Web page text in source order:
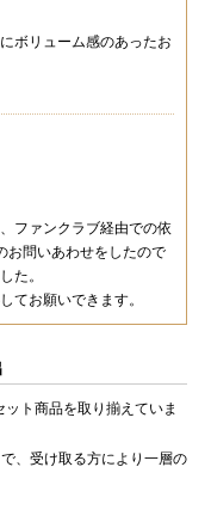
ボリューム感のあったお
ファンクラブ経由での依
お問いあわせをしたので
た。
てお願いできます。
ト商品を取り揃えていま
、受け取る方により一層の